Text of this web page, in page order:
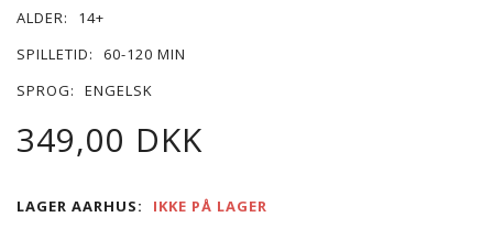
ALDER:
14+
SPILLETID:
60-120 MIN
SPROG:
ENGELSK
349,00 DKK
LAGER AARHUS:
IKKE PÅ LAGER